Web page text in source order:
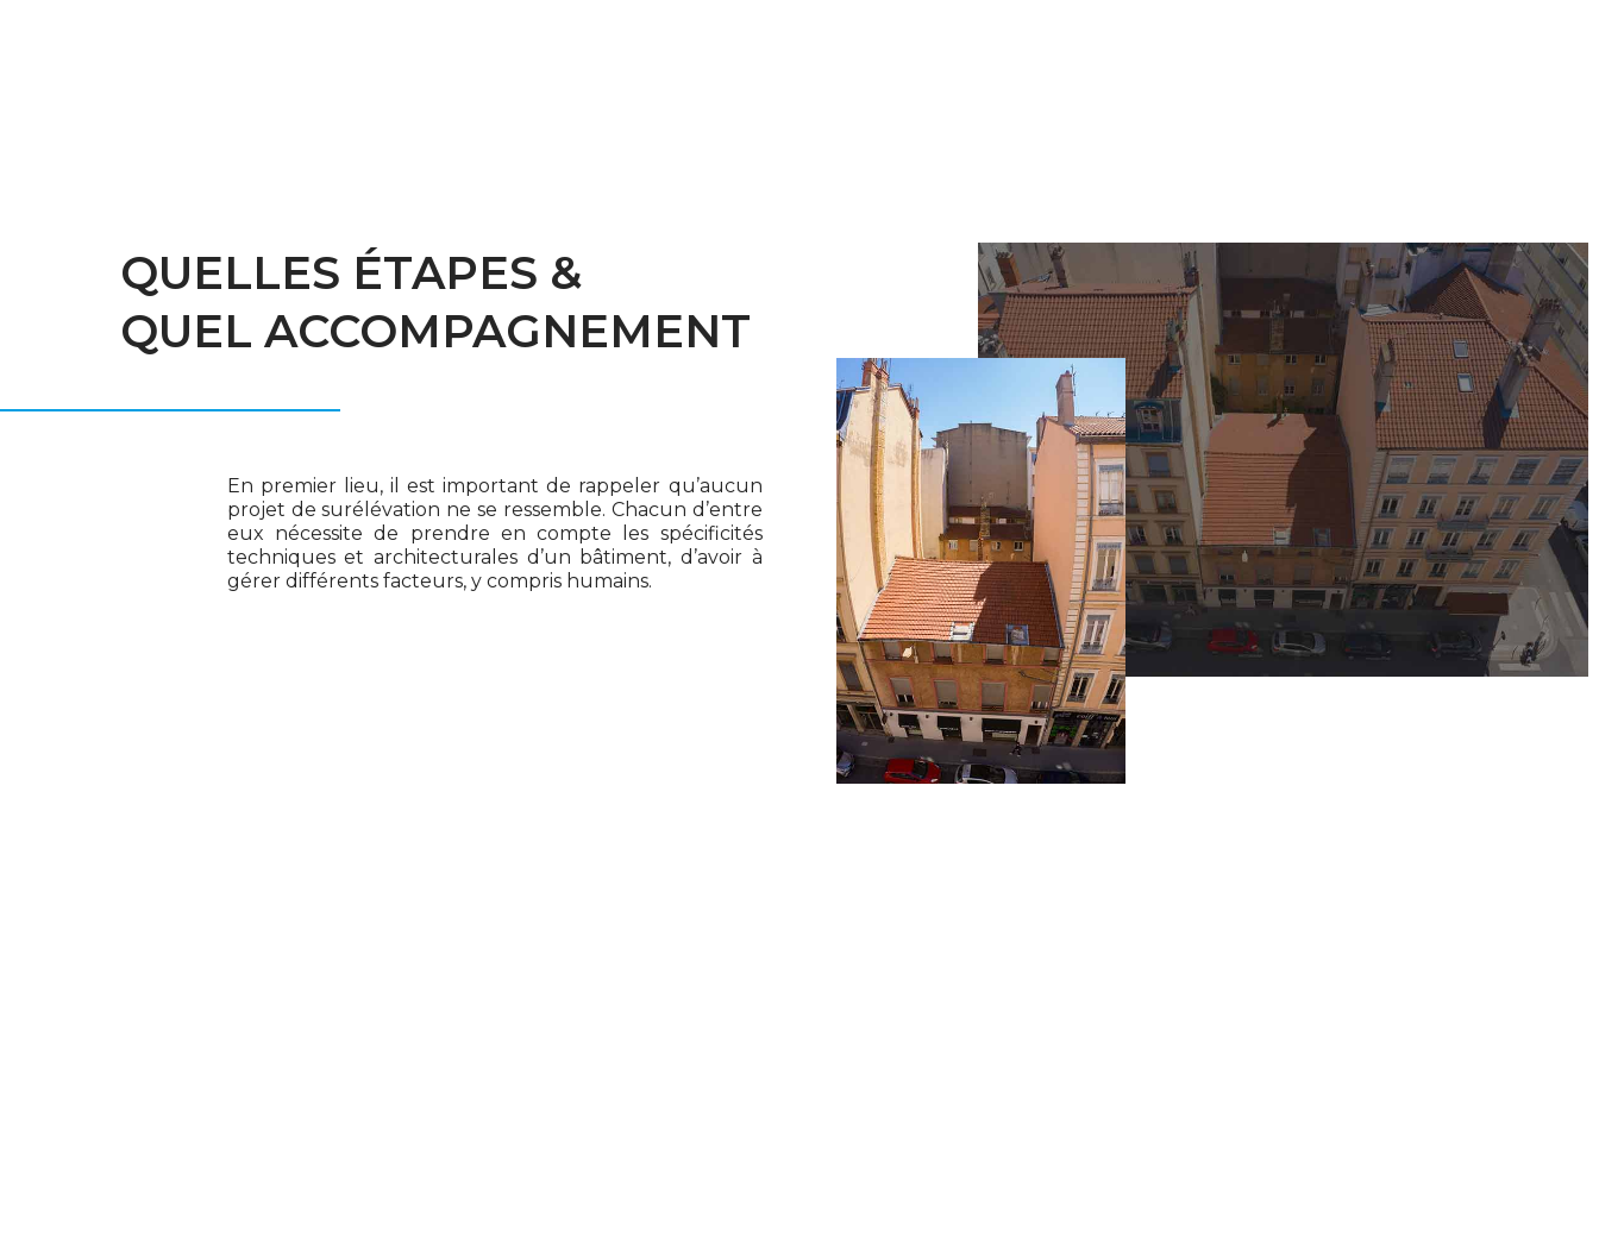
QUELLES ÉTAPES &
QUEL ACCOMPAGNEMENT
En premier lieu, il est important de rappeler qu’aucun
projet de surélévation ne se ressemble. Chacun d’entre
eux nécessite de prendre en compte les spécificités
techniques et architecturales d’un bâtiment, d’avoir à
gérer différents facteurs, y compris humains.